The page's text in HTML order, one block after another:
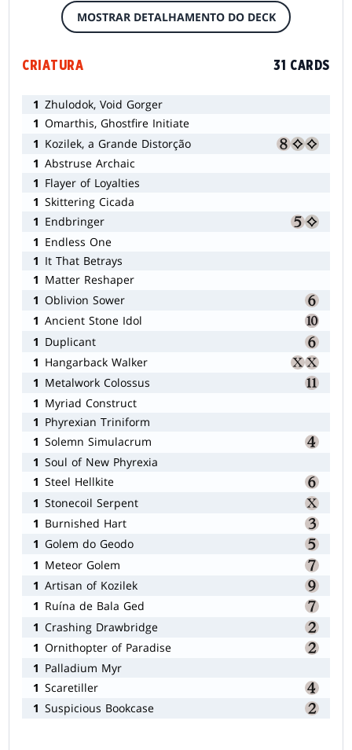
MOSTRAR DETALHAMENTO DO DECK
CRIATURA 31 CARDS
1 Zhulodok, Void Gorger
1 Omarthis, Ghostfire Initiate
1 Kozilek, a Grande Distorção
1 Abstruse Archaic
1 Flayer of Loyalties
1 Skittering Cicada
1 Endbringer
1 Endless One
1 It That Betrays
1 Matter Reshaper
1 Oblivion Sower
1 Ancient Stone Idol
1 Duplicant
1 Hangarback Walker
1 Metalwork Colossus
1 Myriad Construct
1 Phyrexian Triniform
1 Solemn Simulacrum
1 Soul of New Phyrexia
1 Steel Hellkite
1 Stonecoil Serpent
1 Burnished Hart
1 Golem do Geodo
1 Meteor Golem
1 Artisan of Kozilek
1 Ruína de Bala Ged
1 Crashing Drawbridge
1 Ornithopter of Paradise
1 Palladium Myr
1 Scaretiller
1 Suspicious Bookcase